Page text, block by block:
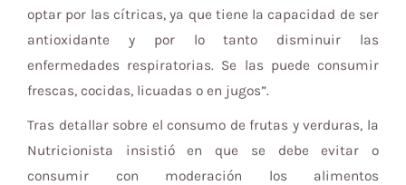
optar por las cítricas, ya que tiene la capacidad de ser
antioxidante y por lo tanto disminuir las
enfermedades respiratorias. Se las puede consumir
frescas, cocidas, licuadas o en jugos”.
Tras detallar sobre el consumo de frutas y verduras, la
Nutricionista insistió en que se debe evitar o
consumir con moderación los alimentos